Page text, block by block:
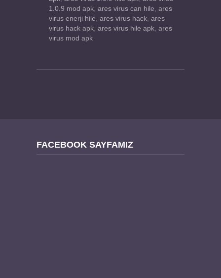
1.0.9 mod apk, ares virus can hile, ares
virus enerji hile, ares virus hack, ares
virus hack apk, ares virus hile apk, ares
virus mod apk
FACEBOOK SAYFAMIZ